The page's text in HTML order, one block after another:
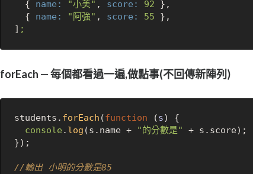
  {
name: "小美" , score: 92 },
  {
name: "阿強" , score: 55 },
] ;
forEach — 每個都看過一遍,做點事(不回傳新陣列)
students. forEach (function (s) {
console . log (s. name + "的分數是" + s. score);
});
//輸出 小明的分數是85